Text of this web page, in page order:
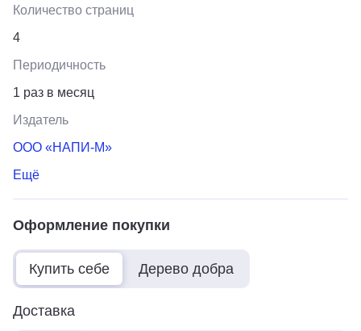
Количество страниц
4
Периодичность
1 раз в месяц
Издатель
ООО «НАПИ-М»
Ещё
Оформление покупки
Купить себе Дерево добра
Доставка